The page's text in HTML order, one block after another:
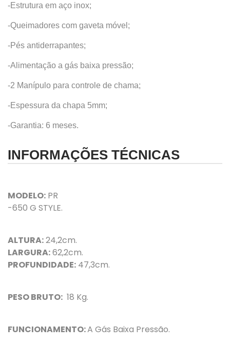
-Estrutura em aço inox;
-Queimadores com gaveta móvel;
-Pés antiderrapantes;
-Alimentação a gás baixa pressão;
-2 Manípulo para controle de chama;
-Espessura da chapa 5mm;
-Garantia: 6 meses.
INFORMAÇÕES TÉCNICAS
MODELO: PR
-650 G STYLE.
ALTURA:24,2cm.
LARGURA:62,2cm.
PROFUNDIDADE: 47,3cm.
PESO BRUTO: 18 Kg.
FUNCIONAMENTO:A Gás Baixa Pressão.